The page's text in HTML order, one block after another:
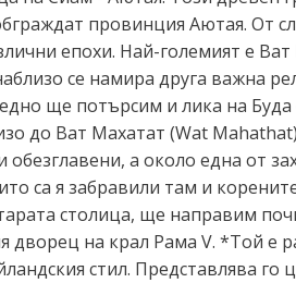
провинция Аютая. От
епохи. Най-големият е
се намира друга важна
ще потърсим и лика на
до Ват Махатат (Wat
а около една от
са я забравили там и
столица, ще направим
на крал Рама V. *Той е
стил. Представлява